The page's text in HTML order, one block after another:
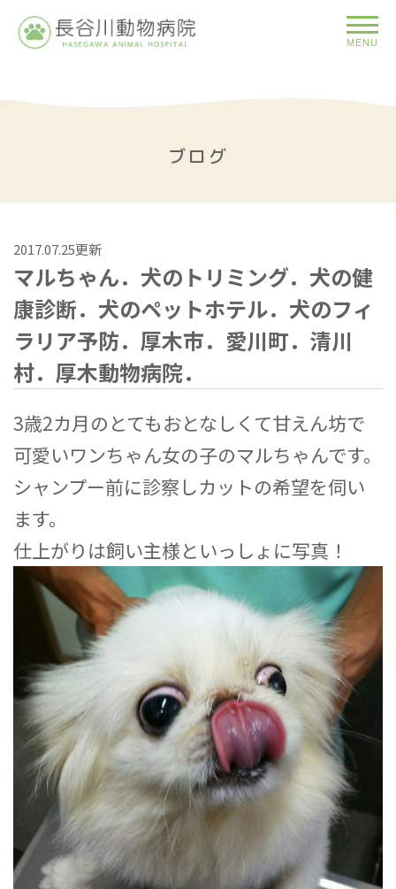
MENU
ブログ
2017.07.25更新
マルちゃん．犬のトリミング．犬の健
康診断．犬のペットホテル．犬のフィ
ラリア予防．厚木市．愛川町．清川
村．厚木動物病院．
3歳2カ月のとてもおとなしくて甘えん坊で
可愛いワンちゃん女の子のマルちゃんです。
シャンプー前に診察しカットの希望を伺い
ます。
仕上がりは飼い主様といっしょに写真！